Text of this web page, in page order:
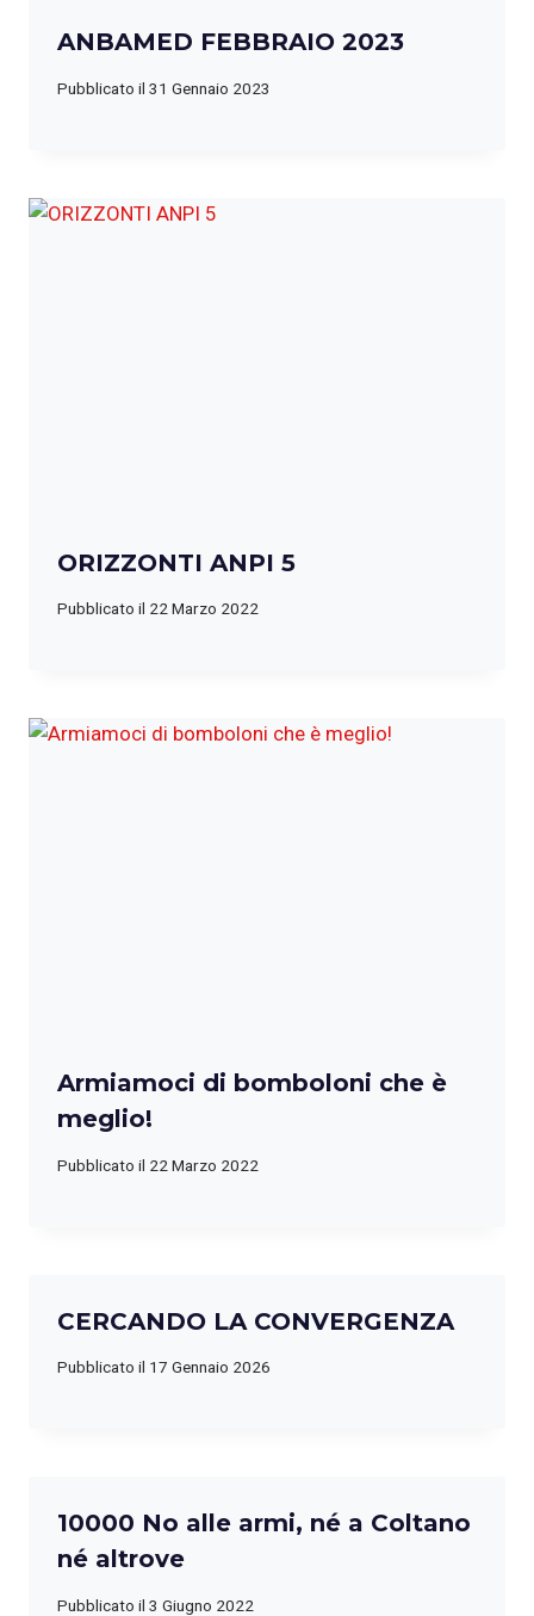
ANBAMED FEBBRAIO 2023
Pubblicato il 31 Gennaio 2023
ORIZZONTI ANPI 5
Pubblicato il 22 Marzo 2022
Armiamoci di bomboloni che è
meglio!
Pubblicato il 22 Marzo 2022
CERCANDO LA CONVERGENZA
Pubblicato il 17 Gennaio 2026
10000 No alle armi, né a Coltano
né altrove
Pubblicato il 3 Giugno 2022